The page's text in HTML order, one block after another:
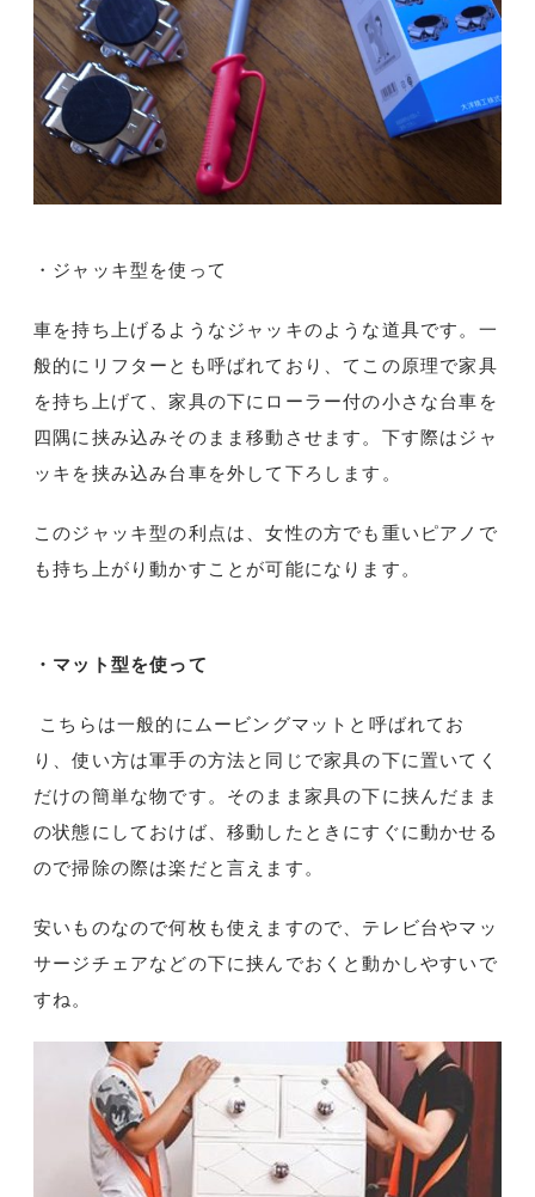
・ジャッキ型を使って
車を持ち上げるようなジャッキのような道具です。一
般的にリフターとも呼ばれており、てこの原理で家具
を持ち上げて、家具の下にローラー付の小さな台車を
四隅に挟み込みそのまま移動させます。下す際はジャ
ッキを挟み込み台車を外して下ろします。
このジャッキ型の利点は、女性の方でも重いピアノで
も持ち上がり動かすことが可能になります。
・マット型を使って
こちらは一般的にムービングマットと呼ばれてお
り、使い方は軍手の方法と同じで家具の下に置いてく
だけの簡単な物です。そのまま家具の下に挟んだまま
の状態にしておけば、移動したときにすぐに動かせる
ので掃除の際は楽だと言えます。
安いものなので何枚も使えますので、テレビ台やマッ
サージチェアなどの下に挟んでおくと動かしやすいで
すね。